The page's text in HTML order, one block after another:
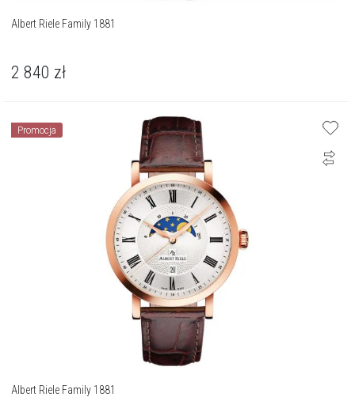
Albert Riele Family 1881
2 840 zł
Promocja
Albert Riele Family 1881